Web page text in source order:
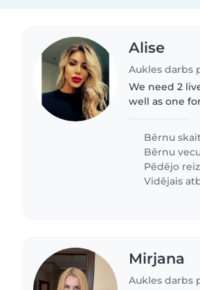
Alise
Aukles darbs
We need 2
well as one
mandatory.
Bērnu
Bērnu
Pēdējo
Vidējais
Mirjana
Aukles darbs